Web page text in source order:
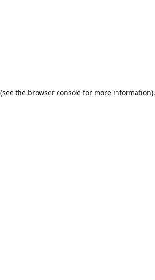
(see the browser console for more information).